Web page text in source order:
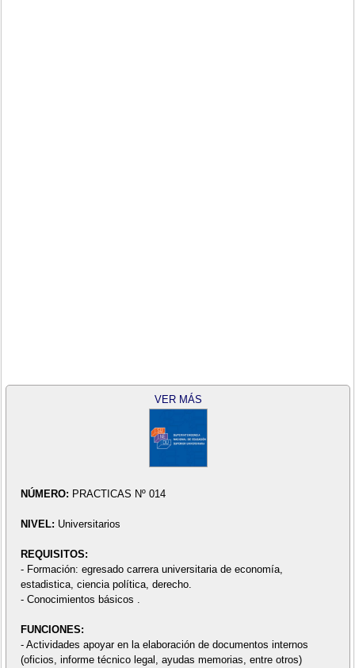
VER MÁS
NÚMERO: PRACTICAS Nº 014
NIVEL: Universitarios
REQUISITOS:
- Formación: egresado carrera universitaria de economía,
estadistica, ciencia política, derecho.
- Conocimientos básicos .
FUNCIONES:
- Actividades apoyar en la elaboración de documentos internos
(oficios, informe técnico legal, ayudas memorias, entre otros)